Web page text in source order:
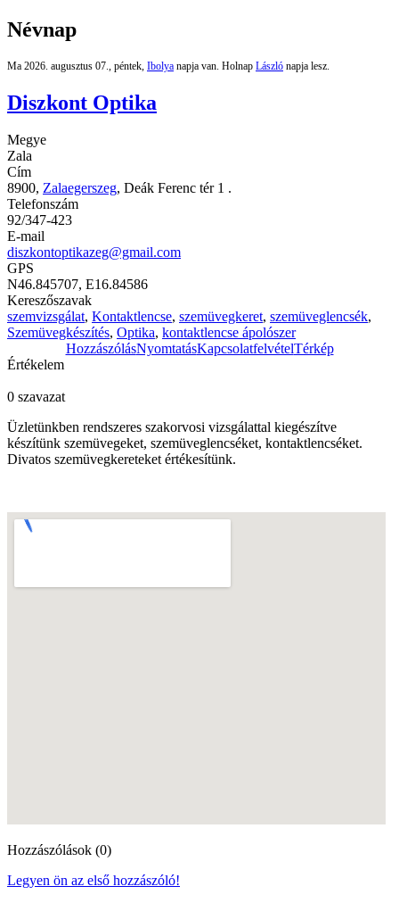
Névnap
Ma 2026. augusztus 07., péntek, Ibolya napja van. Holnap László napja lesz.
Diszkont Optika
Megye
Zala
Cím
8900, Zalaegerszeg, Deák Ferenc tér 1 .
Telefonszám
92/347-423
E-mail
diszkontoptikazeg@gmail.com
GPS
N46.845707, E16.84586
Kereszőszavak
szemvizsgálat, Kontaktlencse, szemüvegkeret, szemüveglencsék,
Szemüvegkészítés, Optika, kontaktlencse ápolószer
HozzászólásNyomtatásKapcsolatfelvételTérkép
Értékelem
0 szavazat
Üzletünkben rendszeres szakorvosi vizsgálattal kiegészítve
készítünk szemüvegeket, szemüveglencséket, kontaktlencséket.
Divatos szemüvegkereteket értékesítünk.
Hozzászólások (0)
Legyen ön az első hozzászóló!